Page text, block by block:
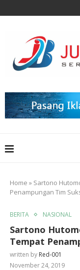
Home » Sartono
Penampungan Tim
BERITA NASIONAL
Sartono
Tempat
written by Red-001
November 24, 2019